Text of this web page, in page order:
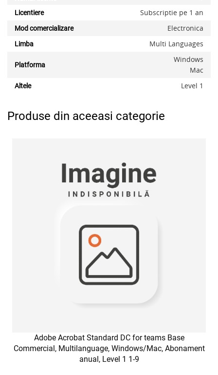
Licentiere Subscriptie pe 1 an
Mod comercializare Electronica
Limba Multi Languages
Platforma
Windows
Mac
Altele Level 1
Produse din aceeasi categorie
Adobe Acrobat Standard DC for teams Base
Commercial, Multilanguage, Windows/Mac, Abonament
anual, Level 1 1-9